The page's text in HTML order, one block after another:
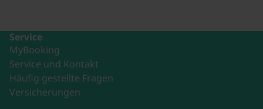
Service
MyBooking
Service und Kontakt
Häufig gestellte Fragen
Versicherungen